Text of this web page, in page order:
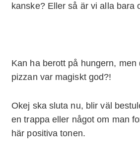
kanske? Eller så är vi alla bara
Kan ha berott på hungern, men
pizzan var magiskt god?!
Okej ska sluta nu, blir väl
en trappa eller något om man
här positiva tonen.